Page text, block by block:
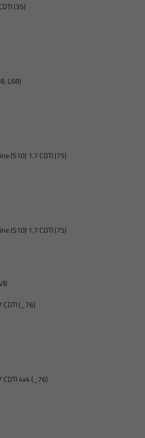
(35)
L68)
(S10) 1.7 CDTI (75)
(S10) 1.7 CDTI (75)
CDTI (_76)
CDTI 4x4 (_76)